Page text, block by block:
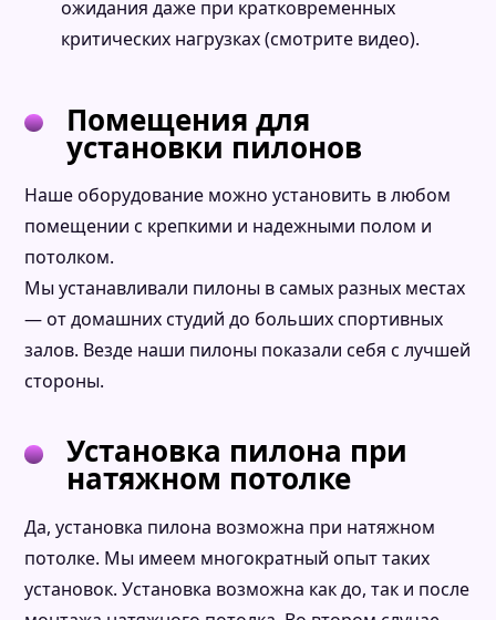
ожидания даже при кратковременных
критических нагрузках (смотрите видео).
Помещения для
установки пилонов
Наше оборудование можно установить в любом
помещении с крепкими и надежными полом и
потолком.
Мы устанавливали пилоны в самых разных местах
— от домашних студий до больших спортивных
залов. Везде наши пилоны показали себя с лучшей
стороны.
Установка пилона при
натяжном потолке
Да, установка пилона возможна при натяжном
потолке. Мы имеем многократный опыт таких
установок. Установка возможна как до, так и после